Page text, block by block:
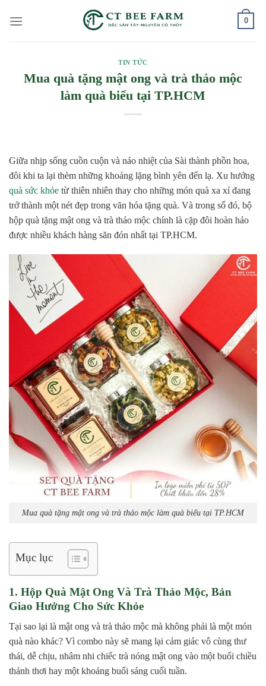
0
TIN TỨC
Mua quà tặng mật ong và trà thảo mộc
làm quà biếu tại TP.HCM
Giữa nhịp sống cuồn cuộn và náo nhiệt của Sài thành phồn hoa,
đôi khi ta lại thèm những khoảng lặng bình yên đến lạ. Xu hướng
quà sức khỏe từ thiên nhiên thay cho những món quà xa xỉ đang
trở thành một nét đẹp trong văn hóa tặng quà. Và trong số đó, bộ
hộp quà tặng mật ong và trà thảo mộc chính là cặp đôi hoàn hảo
được nhiều khách hàng săn đón nhất tại TP.HCM.
Mua quà tặng mật ong và trà thảo mộc làm quà biếu tại TP.HCM
Mục lục
1. Hộp Quà Mật Ong Và Trà Thảo Mộc, Bản
Giao Hưởng Cho Sức Khỏe
Tại sao lại là mật ong và trà thảo mộc mà không phải là một món
quà nào khác? Vì combo này sẽ mang lại cảm giác vô cùng thư
thái, dễ chịu, nhâm nhi chiếc trà nóng mật ong vào một buổi chiều
thảnh thơi hay một khoảng buổi sáng cuối tuần.